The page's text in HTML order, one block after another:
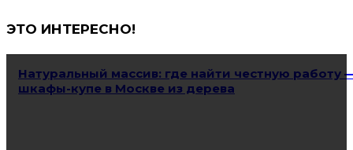
ЭТО ИНТЕРЕСНО!
Натуральный массив: где найти честную работу
шкафы-купе в Москве из дерева